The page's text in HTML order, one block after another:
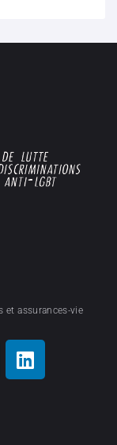
et assurances-vie